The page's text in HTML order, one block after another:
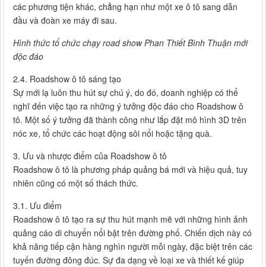
các phương tiện khác, chẳng hạn như một xe ô tô sang dẫn
đầu và đoàn xe máy đi sau.
Hình thức tổ chức chạy road show Phan Thiết Bình Thuận mới
độc đáo
2.4. Roadshow ô tô sáng tạo
Sự mới lạ luôn thu hút sự chú ý, do đó, doanh nghiệp có thể
nghĩ đến việc tạo ra những ý tưởng độc đáo cho Roadshow ô
tô. Một số ý tưởng đã thành công như lắp đặt mô hình 3D trên
nóc xe, tổ chức các hoạt động sôi nổi hoặc tặng quà.
3. Ưu và nhược điểm của Roadshow ô tô
Roadshow ô tô là phương pháp quảng bá mới và hiệu quả, tuy
nhiên cũng có một số thách thức.
3.1. Ưu điểm
Roadshow ô tô tạo ra sự thu hút mạnh mẽ với những hình ảnh
quảng cáo di chuyển nổi bật trên đường phố. Chiến dịch này có
khả năng tiếp cận hàng nghìn người mỗi ngày, đặc biệt trên các
tuyến đường đông đúc. Sự đa dạng về loại xe và thiết kế giúp